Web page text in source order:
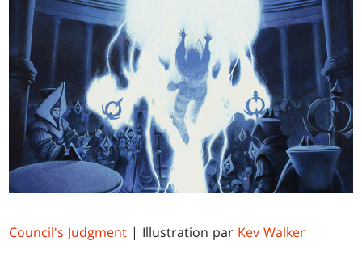
Council's Judgment | Illustration par Kev Walker